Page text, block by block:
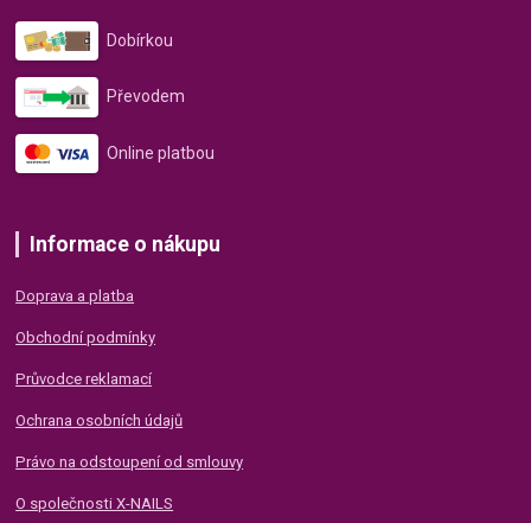
Dobírkou
Převodem
Online platbou
Informace o nákupu
Doprava a platba
Obchodní podmínky
Průvodce reklamací
Ochrana osobních údajů
Právo na odstoupení od smlouvy
O společnosti X-NAILS